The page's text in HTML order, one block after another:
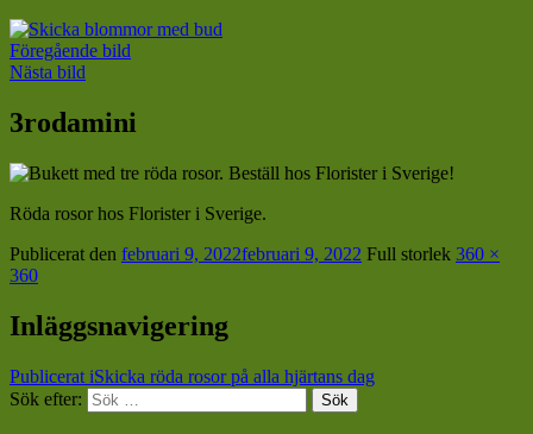
Föregående bild
Nästa bild
3rodamini
Röda rosor hos Florister i Sverige.
Publicerat den februari 9, 2022februari 9, 2022 Full storlek 360 ×
360
Inläggsnavigering
Publicerat iSkicka röda rosor på alla hjärtans dag
Sök efter:
Sök